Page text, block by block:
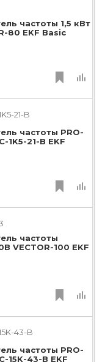
частоты 1,5 кВт
80 EKF Basic
21-B
частоты PRO-
1K5-21-B EKF
частоты
VECTOR-100 EKF
43-B
частоты PRO-
15K-43-B EKF